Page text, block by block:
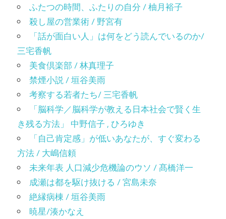
ふたつの時間、ふたりの自分 / 柚月裕子
殺し屋の営業術 / 野宮有
「話が面白い人」は何をどう読んでいるのか/
三宅香帆
美食倶楽部 / 林真理子
禁煙小説 / 垣谷美雨
考察する若者たち/ 三宅香帆
「脳科学／脳科学が教える日本社会で賢く生
き残る方法」 中野信子 , ひろゆき
「自己肯定感」が低いあなたが、すぐ変わる
方法 / 大嶋信頼
未来年表 人口減少危機論のウソ / 髙橋洋一
成瀬は都を駆け抜ける / 宮島未奈
絶縁病棟 / 垣谷美雨
暁星/湊かなえ